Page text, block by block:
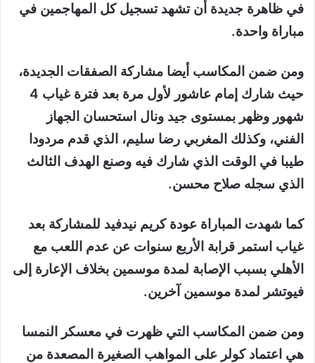
في ظاهرة جديدة أن تشهد تسجيل كل المهاجمين في
مباراة واحدة.
ومن ضمن المكاسب أيضا مشاركة الصفقات الجديدة،
حيث شارك إمام عاشور لأول مرة بعد فترة غياب 4
شهور وظهر بمستوى جيد ونال استحسان الجهاز
الفني، وكذلك المغربي رضا سليم، الذي قدم مردودا
طيبا في الوقت الذي شارك فيه وصنع الهدف الثالث
الذي سجله صلاح محسن.
كما شهدت المباراة عودة كريم نيدفيد للمشاركة بعد
غياب استمر قرابة الأربع سنوات عن عدم اللعب مع
الأهلي بسبب الإصابة لمدة موسمين بخلاف الإعارة إلى
فيوتشر لمدة موسمين آخرين.
ومن ضمن المكاسب التي ظهرت في معسكر النمسا
هي اعتماد كولر على المواهب الصغيرة المصعدة من